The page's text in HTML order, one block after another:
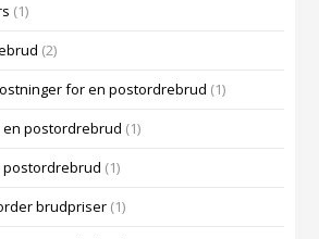
(1)
(2)
for en postordrebrud (1)
postordrebrud (1)
(1)
brudpriser (1)